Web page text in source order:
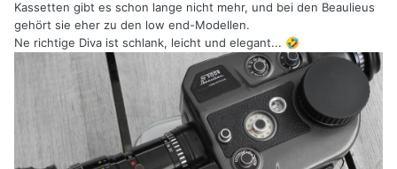
Kassetten gibt es schon lange nicht mehr, und bei den Beaulieus
gehört sie eher zu den low end-Modellen.
Ne richtige Diva ist schlank, leicht und elegant... 🤣